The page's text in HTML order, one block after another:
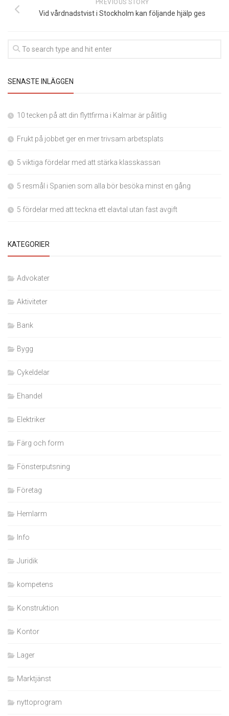
PREVIOUS STORY
Vid vårdnadstvist i Stockholm kan följande hjälp ges
SENASTE INLÄGGEN
10 tecken på att din flyttfirma i Kalmar är pålitlig
Frukt på jobbet ger en mer trivsam arbetsplats
5 viktiga fördelar med att stärka klasskassan
5 resmål i Spanien som alla bör besöka minst en gång
5 fördelar med att teckna ett elavtal utan fast avgift
KATEGORIER
Advokater
Aktiviteter
Bank
Bygg
Cykeldelar
Ehandel
Elektriker
Färg och form
Fönsterputsning
Företag
Hemlarm
Info
Juridik
kompetens
Konstruktion
Kontor
Lager
Marktjänst
nyttoprogram